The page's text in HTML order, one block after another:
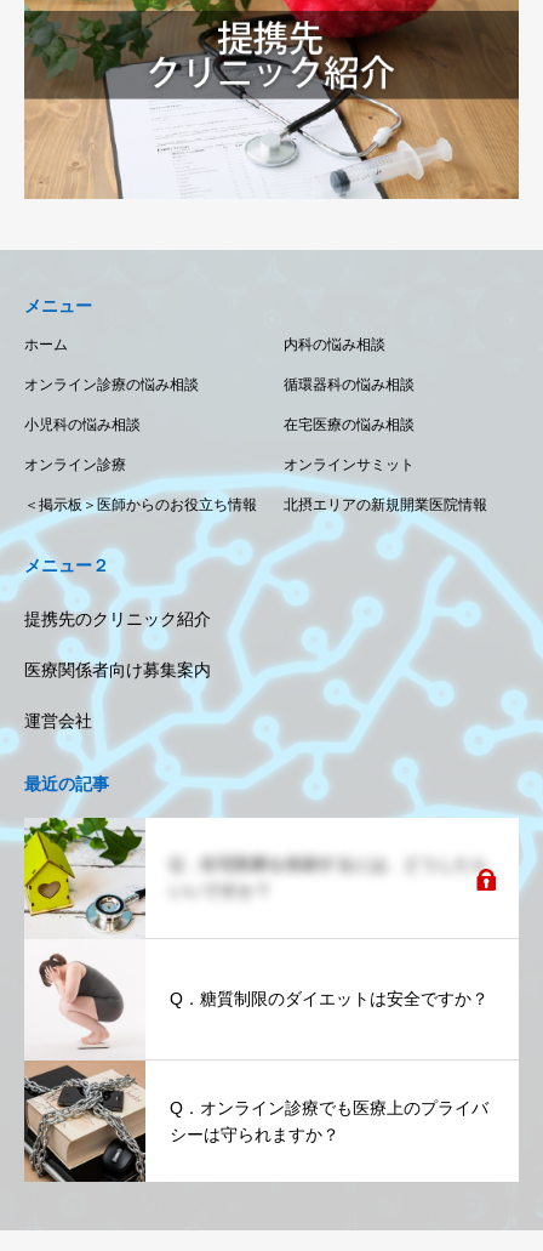
メニュー
ホーム 内科の悩み相談
オンライン診療の悩み相談 循環器科の悩み相談
小児科の悩み相談 在宅医療の悩み相談
オンライン診療 オンラインサミット
＜掲示板＞医師からのお役立ち情報 北摂エリアの新規開業医院情報
メニュー２
提携先のクリニック紹介
医療関係者向け募集案内
運営会社
最近の記事
Q．在宅医療を依頼するには、どうしたら
Q．糖質制限のダイエットは安全ですか？
Q．オンライン診療でも医療上のプライバ
シーは守られますか？